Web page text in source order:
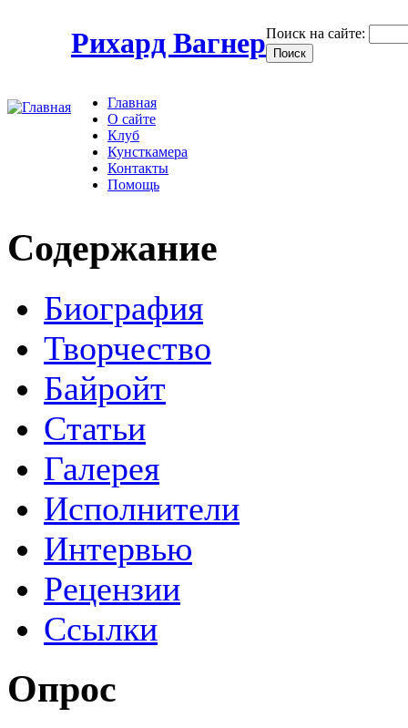
Рихард ВагнерПоиск на сайте:
Главная
О сайте
Клуб
Кунсткамера
Контакты
Помощь
Содержание
Биография
Творчество
Байройт
Статьи
Галерея
Исполнители
Интервью
Рецензии
Ссылки
Опрос